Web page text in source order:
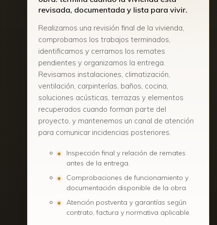
revisada, documentada y lista para vivir.
Realizamos una revisión final de la vivienda,
comprobamos los trabajos terminados,
identificamos y cerramos los remates
pendientes y organizamos la entrega.
Revisamos instalaciones, climatización,
ventilación, carpinterías, baños, cocina,
soluciones acústicas, terrazas y elementos
recuperados cuando forman parte del
proyecto, y mantenemos un canal de atención
para comunicar incidencias posteriores.
Inspección final y relación de remates
antes de la entrega.
Comprobaciones de funcionamiento y
documentación disponible de la obra.
Atención postventa y garantías según
contrato, factura y normativa aplicable.